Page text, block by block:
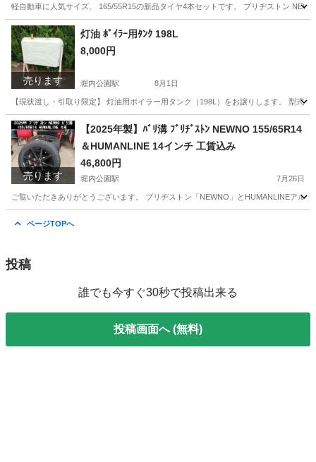
軽自動車に人気サイズ、 165/55R15の新品タイヤ4本セットです。 ブリヂストン
愛知 安城市 堀内公園駅 タイヤ、ホイール
売ります
灯油 ﾎﾞｲﾗｰ用ﾀﾝｸ 198L
8,000円
堀内公園駅 8月1日
【現状渡し・引取り限定】 灯油用ボイラー用タンク（198L）をお譲りします。 型式
愛知 安城市 堀内公園駅 その他 ボイラー
売ります
【2025年製】ﾊﾞﾘ溝 ﾌﾞﾘﾁﾞｽﾄﾝ NEWNO 155/65R14
＆HUMANLINE 14インチ 工賃込み
46,800円
堀内公園駅 7月26日
ご覧いただきありがとうございます。 ブリヂストン「NEWNO」とHUMANLINEアル
ページTOPへ
投稿
誰でも今すぐ30秒で投稿出来る
投稿画面へ (無料)